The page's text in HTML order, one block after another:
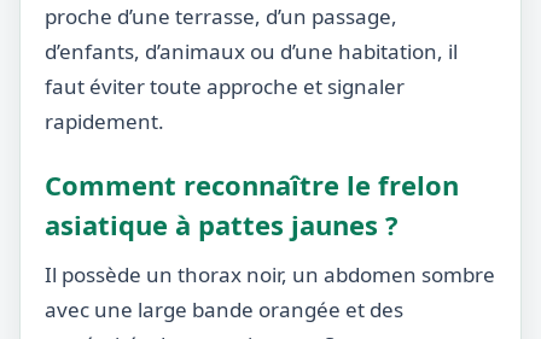
proche d’une terrasse, d’un passage,
d’enfants, d’animaux ou d’une habitation, il
faut éviter toute approche et signaler
rapidement.
Comment reconnaître le frelon
asiatique à pattes jaunes ?
Il possède un thorax noir, un abdomen sombre
avec une large bande orangée et des